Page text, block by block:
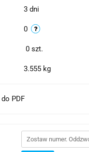
3 dni
0
0 szt.
3.555 kg
PDF